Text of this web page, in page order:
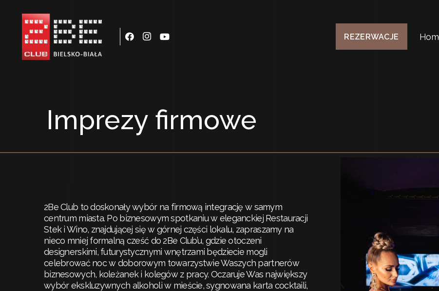
REZERWACJE
Imprezy firmowe
2Be Club to doskonały wybór na firmową integrację w samym
centrum miasta. Po biznesowym spotkaniu w eleganckiej Restauracji
Stek i Wino, znajdującej się w górnej części lokalu, zapraszamy na
nieco mniej formalną cześć do 2Be Club’u, gdzie otoczeni
designerskimi, futurystycznymi wnętrzami będziecie mogli
celebrować noc w doborowym towarzystwie Waszych partnerów
biznesowych, koleżanek i kolegów z pracy. Oczaruje Was największy
wybór ekskluzywnych alkoholi w mieście, sygnowana karta cocktaili,